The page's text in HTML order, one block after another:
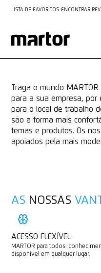
LISTA DE FAVORITOS ENCONTRAR
Traga o mundo
para a sua empresa, por
para o local de trabalho
são a forma mais
temas e produtos. Os
apoiados pela mais
AS NOSSAS
ACESSO FLEXÍVEL
MARTOR para todos:
disponível em qualquer lugar.